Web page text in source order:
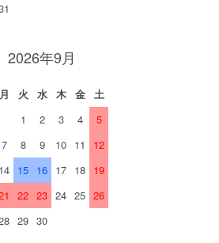
2026年9月
月 火 水 木 金
土
1
2 3 4
5
7 8 9 10 11
12
14 15 16 17 18 19
22 23 24 25 26
29 30